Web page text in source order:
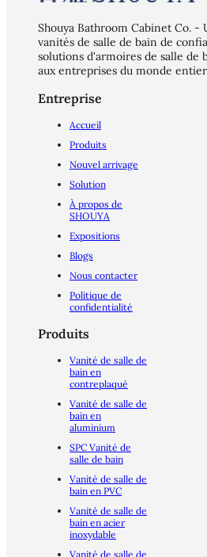
Shouya Bathroom Cabinet Co. -
vanités de salle de bain de
solutions d'armoires de salle de
aux entreprises du monde
Entreprise
Accueil
Produits
Nouvel arrivage
Solution
À propos de
SHOUYA
Expositions
Blogs
Nous contacter
Politique de
confidentialité
Produits
Vanité de salle de
bain en
contreplaqué
Vanité de salle de
bain en
aluminium
SPC Vanité de
salle de bain
Vanité de salle de
bain en PVC
Vanité de salle de
bain en acier
inoxydable
Vanité de salle de